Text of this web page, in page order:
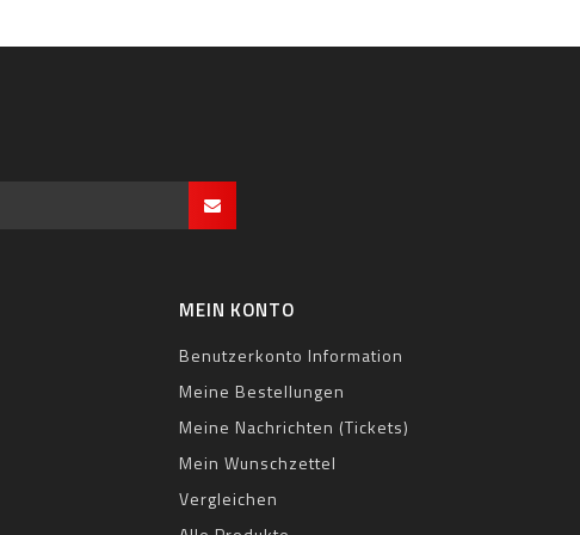
MEIN KONTO
Benutzerkonto Information
Meine Bestellungen
Meine Nachrichten (Tickets)
Mein Wunschzettel
Vergleichen